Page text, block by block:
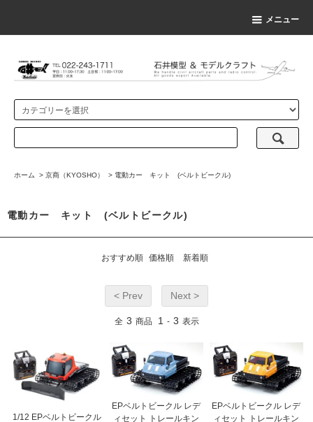
メニュー
ホーム > 京商（KYOSHO） > 電動カー キット (ベルトビークル)
電動カー キット (ベルトビークル)
おすすめ順 価格順 新着順
< Prev Next >
全 3 商品 1 - 3 表示
1/12 EPベルトビークル
EPベルトビークル レデ
ィセット トレールキン
EPベルトビークル レデ
ィセット トレールキン